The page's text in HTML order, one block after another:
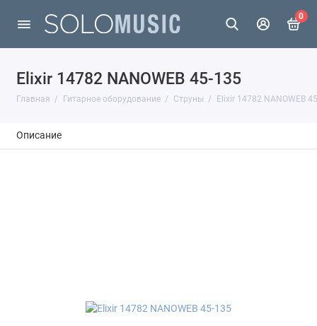
0
Elixir 14782 NANOWEB 45-135
Главная Гитарное оборудование Струны Elixir 14782 NANOWEB
Описание